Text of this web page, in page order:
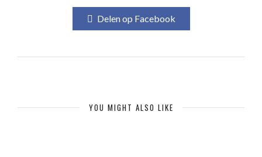
Delen op Facebook
YOU MIGHT ALSO LIKE